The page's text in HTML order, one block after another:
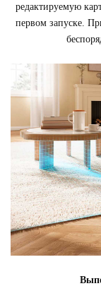
редактируемую
первом запуске.